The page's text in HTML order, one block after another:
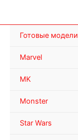
Готовые модели
Marvel
MK
Monster
Star Wars